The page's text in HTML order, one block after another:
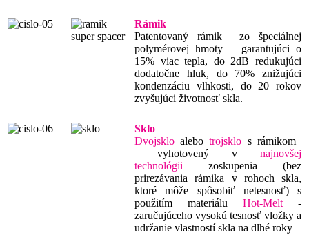
Rámik
Patentovaný rámik
zo špeciálnej
polymérovej hmoty – garantujúci o
15% viac tepla, do 2dB redukujúci
dodatočne hluk, do 70% znižujúci
kondenzáciu vlhkosti, do 20 rokov
zvyšujúci životnosť skla.
Sklo
Dvojsklo alebotrojsklo s rámikom
vyhotovený v najnovšej
technológii zoskupenia (bez
prirezávania rámika v rohoch skla,
ktoré môže spôsobiť netesnosť) s
použitím materiálu Hot-Melt -
zaručujúceho vysokú tesnosť vložky a
udržanie vlastností skla na dlhé roky